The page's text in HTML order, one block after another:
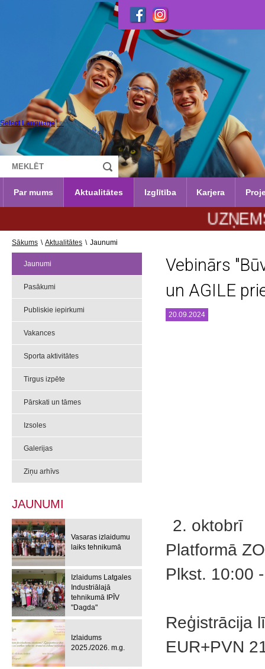
Select Language ▼
Par mums Aktualitātes Izglītība Karjera
Sākums \ Aktualitātes \ Jaunumi
Jaunumi
Pasākumi
Publiskie iepirkumi
Vakances
Sporta aktivitātes
Tirgus izpēte
Pārskati un tāmes
Izsoles
Galerijas
Ziņu arhīvs
JAUNUMI
Vasaras izlaidumu
laiks tehnikumā
Izlaidums Latgales
Industriālajā
tehnikumā IPĪV
"Dagda"
Izlaidums
2025./2026. m.g.
Vebinārs
un AGILE
20.09.2024
2. oktobrī
Platformā
Plkst. 10:00
Reģistrācija
EUR+PVN